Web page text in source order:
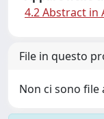
4.2 Abstract in
File in questo
Non ci sono